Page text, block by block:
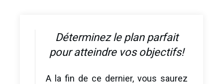
Déterminez le plan parfait
pour atteindre vos objectifs!
A la fin de ce dernier, vous saurez